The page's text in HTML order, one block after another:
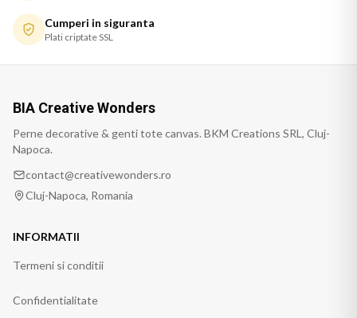
Cumperi in siguranta
Plati criptate SSL
BIA Creative Wonders
Perne decorative & genti tote canvas. BKM Creations SRL, Cluj-
Napoca.
contact@creativewonders.ro
Cluj-Napoca, Romania
INFORMATII
Termeni si conditii
Confidentialitate